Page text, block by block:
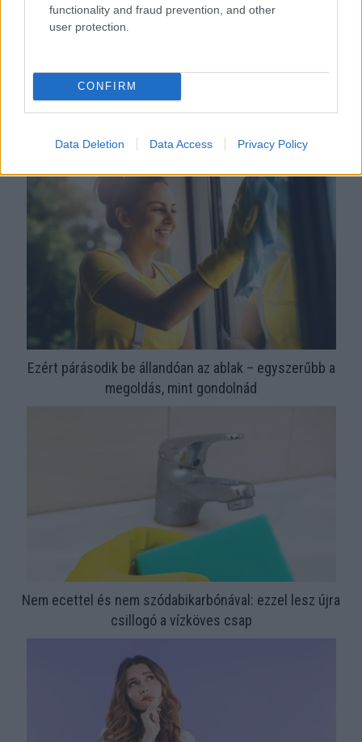
functionality and fraud prevention, and other
user protection.
CONFIRM
Data Deletion Data Access Privacy Policy
Orvos figyelmeztet: ezt az apró reggeli tünetet ne
Ezért párásodik be állandóan az ablak – egyszerűbb a
megoldás, mint gondolnád
Nem ecettel és nem szódabikarbónával: ezzel lesz újra
csillogó a vízköves csap